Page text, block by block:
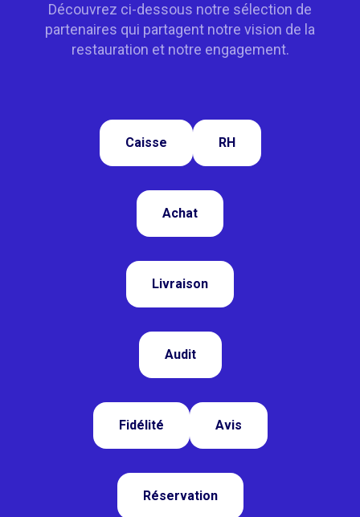
Découvrez ci-dessous notre sélection de
partenaires qui partagent notre vision de la
restauration et notre engagement.
Caisse RH
Achat
Livraison
Audit
Fidélité Avis
Réservation